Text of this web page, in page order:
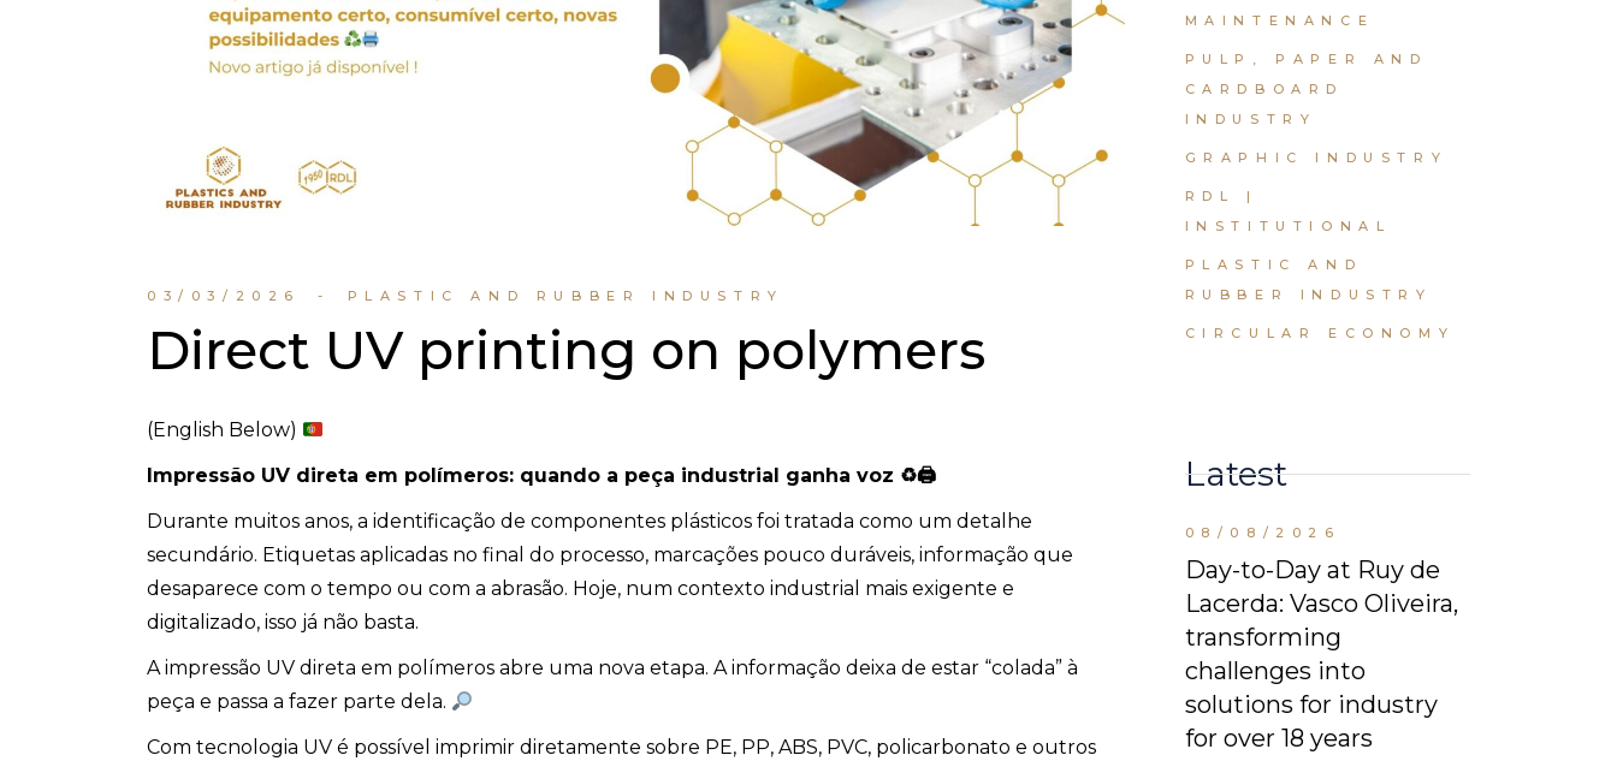
03/03/2026 PLASTIC AND RUBBER INDUSTRY
Direct UV printing on polymers
(English Below)
Impressão UV direta em polímeros: quando a peça industrial ganha voz ♻🖨
Durante muitos anos, a identificação de componentes plásticos foi tratada como um detalhe
secundário. Etiquetas aplicadas no final do processo, marcações pouco duráveis, informação que
desaparece com o tempo ou com a abrasão. Hoje, num contexto industrial mais exigente e
digitalizado, isso já não basta.
A impressão UV direta em polímeros abre uma nova etapa. A informação deixa de estar “colada” à
peça e passa a fazer parte dela.
Com tecnologia UV é possível imprimir diretamente sobre PE, PP, ABS, PVC, policarbonato e outros
MAINTENANCE
PULP, PAPER AND
CARDBOARD
INDUSTRY
GRAPHIC INDUSTRY
RDL |
INSTITUTIONAL
PLASTIC AND
RUBBER INDUSTRY
CIRCULAR ECONOMY
Latest
08/08/2026
Day-to-Day at Ruy de
Lacerda: Vasco Oliveira,
transforming
challenges into
solutions for industry
for over 18 years